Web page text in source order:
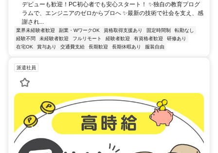
デビューも歓迎！PC初心者でも安心スタート！ ✨独自の教育プログ
ラムで、エンジニアのゼロからプロへ ✨最新の技術で社会を支え、感
謝され...
業界未経験者歓迎 副業・WワークOK 資格取得支援あり 固定時間制
転勤なし
経験不問
未経験者歓迎 フルリモート 経験者歓迎 有資格者歓迎
研修あり
在宅OK
賞与あり 交通費支給 長期歓迎 長期休暇あり 服装自由
派遣社員